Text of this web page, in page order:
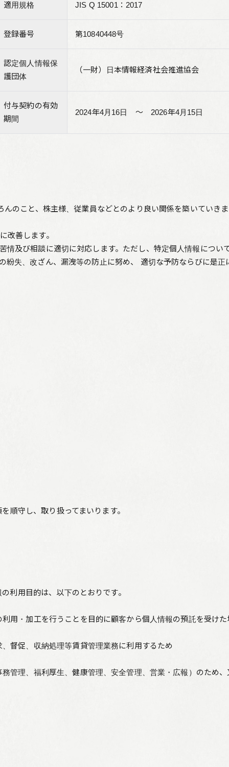
サイトマップ
適用規格 JIS Q 15001：2017
登録番号 第10840448号
認定個人情報保
護団体
（一財）日本情報経済社会推進協会
付与契約の有効
期間
2024年4月16日 ～ 2026年4月15日
こと、株主様、従業員などとのより良い関係を築いてい
改善します。
び相談に適切に対応します。ただし、特定個人情報に
失、改ざん、漏洩等の防止に努め、 適切な予防ならびに是正
順守し、取り扱ってまいります。
利用目的は、以下のとおりです。
・加工を行うことを目的に顧客から個人情報の預託を受け
督促、収納処理等賃貸管理業務に利用するため
管理、福利厚生、健康管理、安全管理、営業・広報）のため